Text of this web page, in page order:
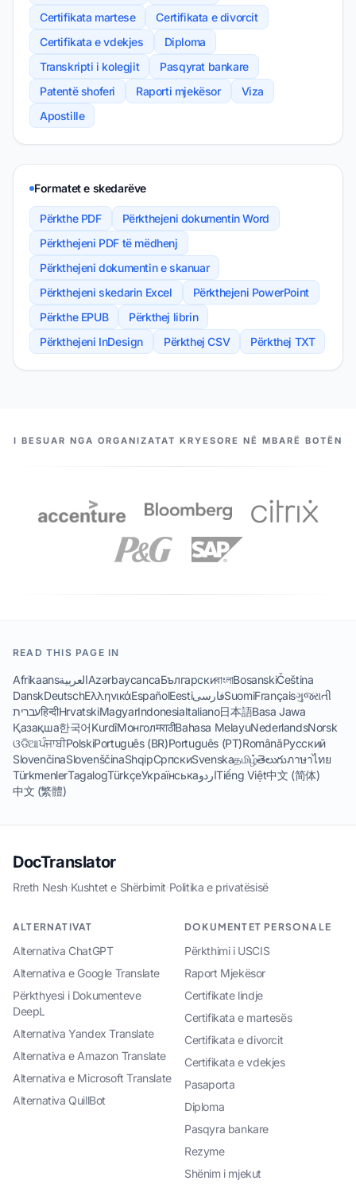
Certifikata martese
Certifikata e divorcit
Certifikata e vdekjes
Diploma
Transkripti i kolegjit
Pasqyrat bankare
Patentë shoferi
Raporti mjekësor
Viza
Apostille
Formatet e skedarëve
Përkthe PDF
Përkthejeni dokumentin Word
Përkthejeni PDF të mëdhenj
Përkthejeni dokumentin e skanuar
Përkthejeni skedarin Excel
Përkthejeni PowerPoint
Përkthe EPUB
Përkthej librin
Përkthejeni InDesign
Përkthej CSV Përkthej TXT
PARTNERËT TANË
I BESUAR NGA ORGANIZATAT KRYESORE NË MBARË BOTËN
READ THIS PAGE IN
AfrikaansالعربيةAzərbaycancaБългарскиবাংলাBosanskiČeština
DanskDeutschΕλληνικάEspañolEestiفارسیSuomiFrançaisગુજરાતી
עבריתहिन्दीHrvatskiMagyarIndonesiaItaliano日本語Basa Jawa
Қазақша한국어KurdîМонголमराठीBahasa MelayuNederlandsNorsk
ଓଡିଆਪੰਜਾਬੀPolskiPortuguês (BR)Português (PT)RomânăРусский
SlovenčinaSlovenščinaShqipСрпскиSvenskaதமிழ்తెలుగుภาษาไทย
TürkmenlerTagalogTürkçeУкраїнськаاردوTiếng Việt中文 (简体)
中文 (繁體)
DocTranslator
Rreth Nesh·Kushtet e Shërbimit·Politika e privatësisë
ALTERNATIVAT
Alternativa ChatGPT
Alternativa e Google Translate
Përkthyesi i Dokumenteve
DeepL
Alternativa Yandex Translate
Alternativa e Amazon Translate
Alternativa e Microsoft Translate
Alternativa QuillBot
DOKUMENTET PERSONALE
Përkthimi i USCIS
Raport Mjekësor
Certifikate lindje
Certifikata e martesës
Certifikata e divorcit
Certifikata e vdekjes
Pasaporta
Diploma
Pasqyra bankare
Rezyme
Shënim i mjekut